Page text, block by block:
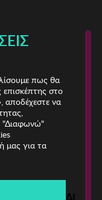
00δευτ.
πως θα
επισκέπτης στο
αποδέχεστε να
"Διαφωνώ"
μας για τα